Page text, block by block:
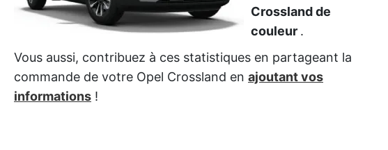
Crossland de
couleur .
Vous aussi, contribuez à ces statistiques en partageant la
commande de votre Opel Crossland en ajoutant vos
informations !